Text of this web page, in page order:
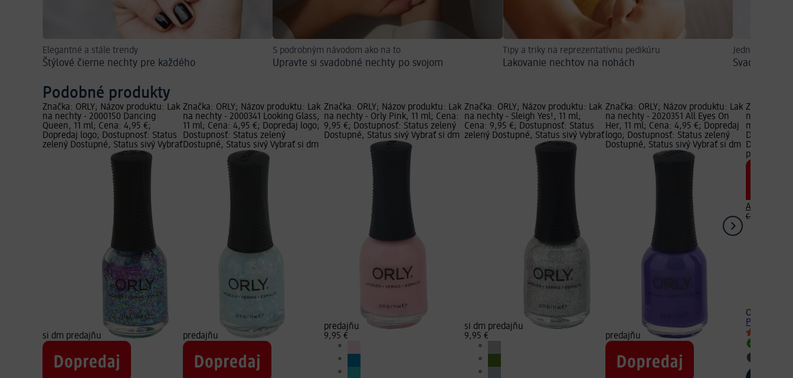
Elegantné a stále trendy
Štýlové čierne nechty pre každého
S podrobným návodom ako na to
Upravte si svadobné nechty po svojom
Tipy a triky na reprezentatívnu pedikúru
Lakovanie nechtov na nohách
Jednoduchý
Svadobná
Podobné produkty
Značka: ORLY; Názov produktu: Lak
na nechty - 2000150 Dancing
Queen, 11 ml; Cena: 4,95 €;
Dopredaj logo; Dostupnosť: Status
zelený Dostupné, Status sivý Vybrať
si dm predajňu
Značka: ORLY; Názov produktu: Lak
na nechty - 2000341 Looking Glass,
11 ml; Cena: 4,95 €; Dopredaj logo;
Dostupnosť: Status zelený
Dostupné, Status sivý Vybrať si dm
predajňu
Značka: ORLY; Názov produktu: Lak
na nechty - Orly Pink, 11 ml; Cena:
9,95 €; Dostupnosť: Status zelený
Dostupné, Status sivý Vybrať si dm
predajňu
9,95 €
Značka: ORLY; Názov produktu: Lak
na nechty - Sleigh Yes!, 11 ml;
Cena: 9,95 €; Dostupnosť: Status
zelený Dostupné, Status sivý Vybrať
si dm predajňu
9,95 €
Značka: ORLY; Názov produktu: Lak
na nechty - 2020351 All Eyes On
Her, 11 ml; Cena: 4,95 €; Dopredaj
logo; Dostupnosť: Status zelený
Dostupné, Status sivý Vybrať si dm
predajňu
Značka:
na nechty -
ml; Cena:
Dostupné,
predajňu
Aktuálna
cena:
ORLY
Pink, 11 ml